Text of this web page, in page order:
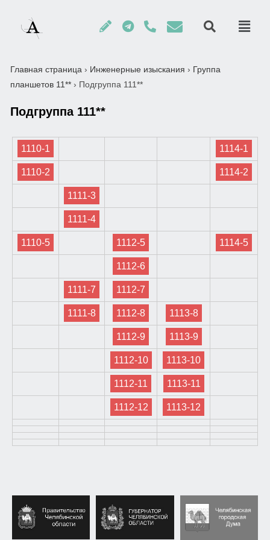
Главная страница › Инженерные изыскания › Группа
планшетов 11** › Подгруппа 111**
Подгруппа 111**
1110-1 1114-1
1110-2 1114-2
1111-3
1111-4
1110-5 1112-5 1114-5
1112-6
1111-7 1112-7
1111-8 1112-8 1113-8
1112-9 1113-9
1112-10 1113-10
1112-11 1113-11
1112-12 1113-12